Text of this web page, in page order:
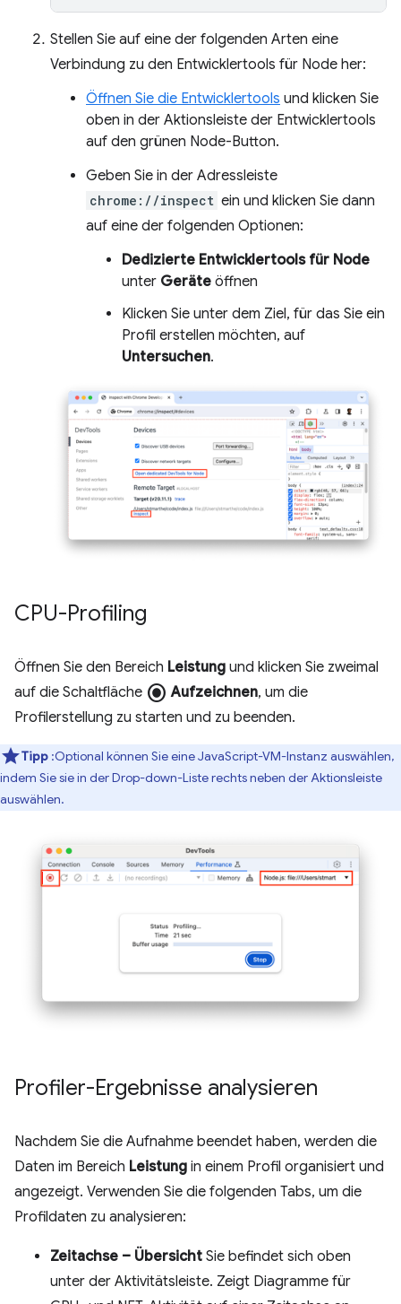
Stellen Sie auf eine der folgenden Arten eine
Verbindung zu den Entwicklertools für Node her:
Öffnen Sie die Entwicklertools und klicken Sie
oben in der Aktionsleiste der Entwicklertools
auf den grünen Node-Button.
Geben Sie in der Adressleiste
chrome://inspect ein und klicken Sie dann
auf eine der folgenden Optionen:
Dedizierte Entwicklertools für Node
unter Geräte öffnen
Klicken Sie unter dem Ziel, für das Sie ein
Profil erstellen möchten, auf
Untersuchen.
CPU-Profiling
Öffnen Sie den Bereich Leistung und klicken Sie zweimal
auf die Schaltfläche radio_button_checked Aufzeichnen, um die
Profilerstellung zu starten und zu beenden.
Tipp :Optional können Sie eine JavaScript-VM-Instanz auswählen,
indem Sie sie in der Drop-down-Liste rechts neben der Aktionsleiste
auswählen.
Profiler-Ergebnisse analysieren
Nachdem Sie die Aufnahme beendet haben, werden die
Daten im Bereich Leistung in einem Profil organisiert und
angezeigt. Verwenden Sie die folgenden Tabs, um die
Profildaten zu analysieren:
Zeitachse – Übersicht Sie befindet sich oben
unter der Aktivitätsleiste. Zeigt Diagramme für